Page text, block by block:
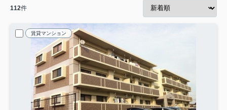
112件
賃貸マンション